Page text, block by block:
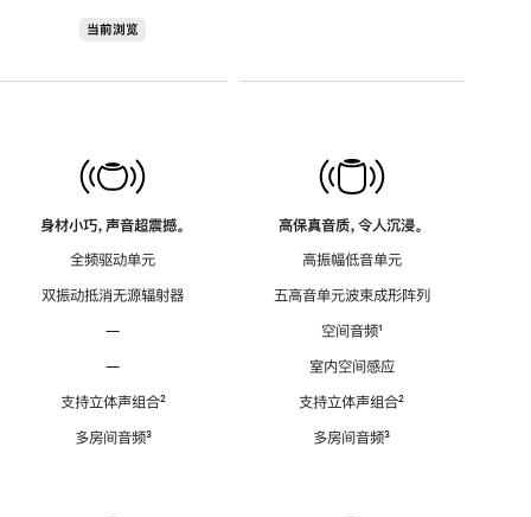
当前浏览
身材小巧，声音超震撼。
全频驱动单元
双振动抵消无源辐射器
—
—
支持立体声组合脚
²
多房间音频脚
³
高保真音质，令人沉浸。
高振幅低音单元
五高音单元波束成形阵列
空间音频脚
¹
室内空间感应
支持立体声组合脚
²
多房间音频脚
³